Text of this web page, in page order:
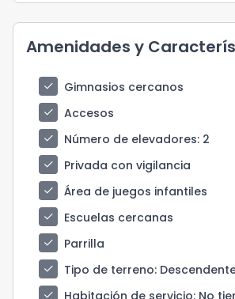
Amenidades y
check
Gimnasios cercanos
check
Accesos
check
Número de elevadores: 2
check
Privada con vigilancia
check
Área de juegos infantiles
check
Escuelas cercanas
check
Parrilla
check
Tipo de terreno:
check
Habitación de servicio: No